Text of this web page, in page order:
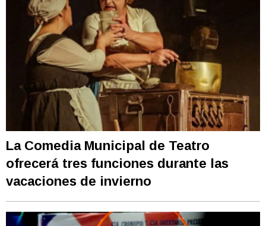
La Comedia Municipal de Teatro
ofrecerá tres funciones durante las
vacaciones de invierno